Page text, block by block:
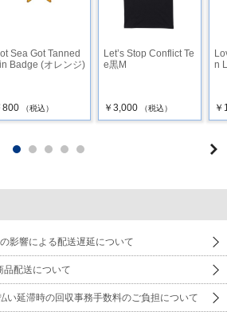
Sea Got Tanned
Badge (オレンジ)
800 （税込）
Let’s Stop Conflict Te
e黒M
￥3,000 （税込）
n
影響による配送遅延について
品配送について
い延滞時の回収事務手数料のご負担について